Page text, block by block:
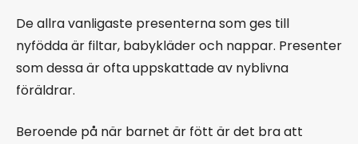
De allra vanligaste presenterna som ges till
nyfödda är filtar, babykläder och nappar. Presenter
som dessa är ofta uppskattade av nyblivna
föräldrar.
Beroende på när barnet är fött är det bra att